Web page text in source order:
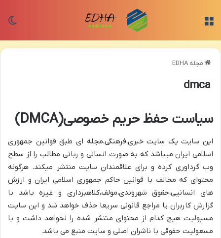
مجله EDHA
dmca
سیاست حفظ حریم خصوصی(ِDMCA)
این سایت یک سایت خبری،فرهنگی،مجله ای طبق قوانین جمهوری
اسلامی ایران میباشد که به صورت انسانی و رباتی مطالب را از سطح
وب گرداوری کرده و برای علاقمندان سایت منتشر میکند. هرگونه
محتوای که مخالف با قوانین حاکم جمهوری اسلامی ایران و ارزش
های انسانیی،حقوق شهروندی،مولف،کلاهبرداری و غیره باشد با
گزارش کاربران یا مراجع قانونی سریعا حذف خواهد شد و این سایت
مسیولیت هیچ کدام از محتوای منتشر شده را نخواهد داشت و با
مسعولیت حقوقی با ناشران اصلی و سایت منبع می باشد.